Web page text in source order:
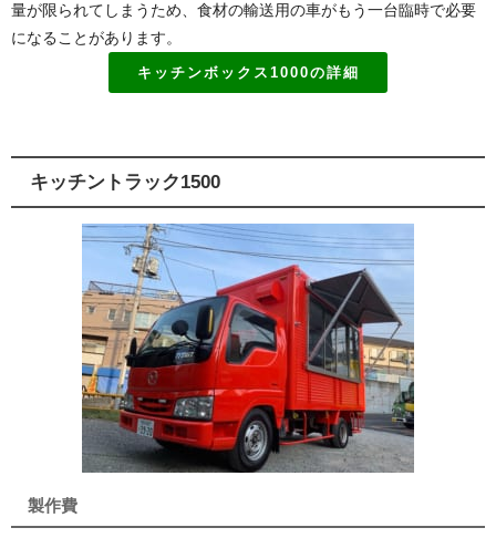
量が限られてしまうため、食材の輸送用の車がもう一台臨時で必要
になることがあります。
キッチンボックス1000の詳細
キッチントラック1500
製作費